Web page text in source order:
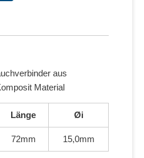
aus
Material
Länge Øi
72mm 15,0mm